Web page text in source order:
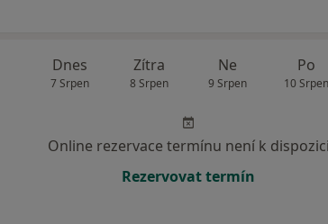
Dnes
7 Srpen
Zítra
8 Srpen
Ne
9 Srpen
Po
10 Srpen
Online rezervace termínu není k dispozici
Rezervovat termín